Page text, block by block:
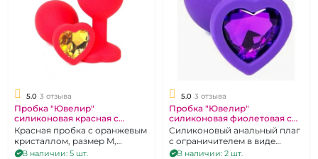
5.0 3 отзыва
Пробка "Ювелир"
силиконовая красная с
оранжевым кристаллом-
сердечком
Красная пробка с оранжевым
кристаллом, размер M,
кристалл съемный
В наличии: 5 шт.
5.0 3 отзыва
Пробка "Ювелир"
силиконовая фиолетовая с
фиолетовым кристаллом L
Силиконовый анальный плаг
с ограничителем в виде
фиолетового сердечка,
В наличии: 2 шт.